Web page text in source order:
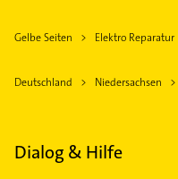
Gelbe Seiten Elektro Reparatur
Deutschland Niedersachsen
Dialog & Hilfe